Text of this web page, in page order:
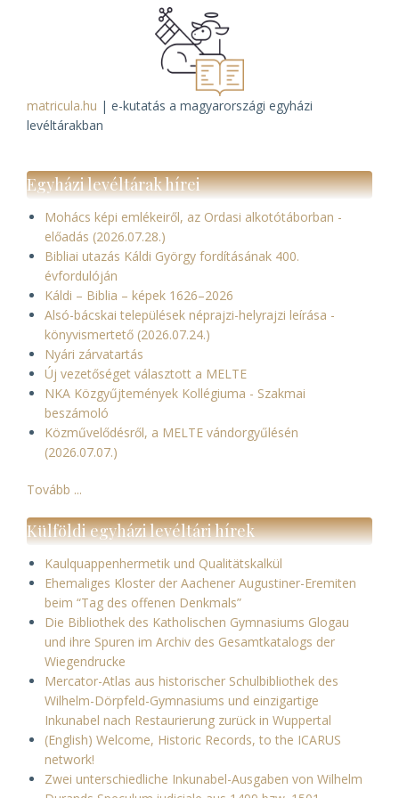
matricula.hu | e-kutatás a magyarországi egyházi
levéltárakban
Egyházi levéltárak hírei
Mohács képi emlékeiről, az Ordasi alkotótáborban -
előadás (2026.07.28.)
Bibliai utazás Káldi György fordításának 400.
évfordulóján
Káldi – Biblia – képek 1626–2026
Alsó-bácskai települések néprajzi-helyrajzi leírása -
könyvismertető (2026.07.24.)
Nyári zárvatartás
Új vezetőséget választott a MELTE
NKA Közgyűjtemények Kollégiuma - Szakmai
beszámoló
Közművelődésről, a MELTE vándorgyűlésén
(2026.07.07.)
Tovább ...
Külföldi egyházi levéltári hírek
Kaulquappenhermetik und Qualitätskalkül
Ehemaliges Kloster der Aachener Augustiner-Eremiten
beim “Tag des offenen Denkmals”
Die Bibliothek des Katholischen Gymnasiums Glogau
und ihre Spuren im Archiv des Gesamtkatalogs der
Wiegendrucke
Mercator-Atlas aus historischer Schulbibliothek des
Wilhelm-Dörpfeld-Gymnasiums und einzigartige
Inkunabel nach Restaurierung zurück in Wuppertal
(English) Welcome, Historic Records, to the ICARUS
network!
Zwei unterschiedliche Inkunabel-Ausgaben von Wilhelm